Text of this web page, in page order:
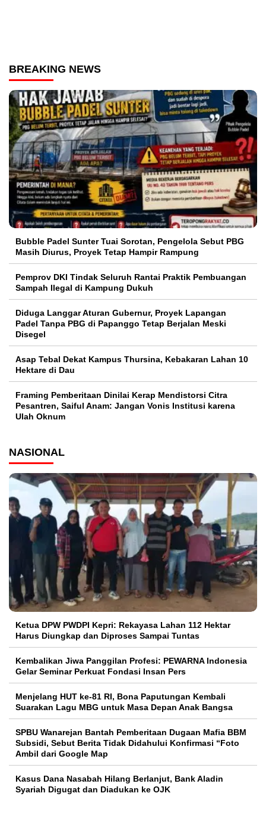
BREAKING NEWS
Bubble Padel Sunter Tuai Sorotan, Pengelola Sebut PBG
Masih Diurus, Proyek Tetap Hampir Rampung
Pemprov DKI Tindak Seluruh Rantai Praktik Pembuangan
Sampah Ilegal di Kampung Dukuh
Diduga Langgar Aturan Gubernur, Proyek Lapangan
Padel Tanpa PBG di Papanggo Tetap Berjalan Meski
Disegel
Asap Tebal Dekat Kampus Thursina, Kebakaran Lahan 10
Hektare di Dau
Framing Pemberitaan Dinilai Kerap Mendistorsi Citra
Pesantren, Saiful Anam: Jangan Vonis Institusi karena
Ulah Oknum
NASIONAL
Ketua DPW PWDPI Kepri: Rekayasa Lahan 112 Hektar
Harus Diungkap dan Diproses Sampai Tuntas
Kembalikan Jiwa Panggilan Profesi: PEWARNA Indonesia
Gelar Seminar Perkuat Fondasi Insan Pers
Menjelang HUT ke-81 RI, Bona Paputungan Kembali
Suarakan Lagu MBG untuk Masa Depan Anak Bangsa
SPBU Wanarejan Bantah Pemberitaan Dugaan Mafia BBM
Subsidi, Sebut Berita Tidak Didahului Konfirmasi “Foto
Ambil dari Google Map
Kasus Dana Nasabah Hilang Berlanjut, Bank Aladin
Syariah Digugat dan Diadukan ke OJK